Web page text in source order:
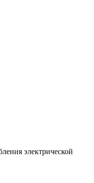
электрической